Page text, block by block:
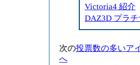
Victoria4 紹介
DAZ3D プラ
次の投票数の多いア
へ